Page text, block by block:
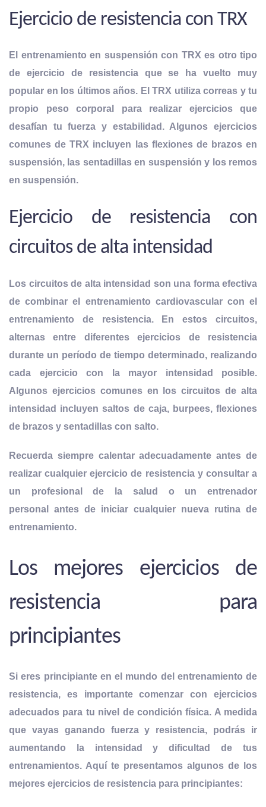
Ejercicio de resistencia con TRX
El entrenamiento en suspensión con TRX es otro tipo
de ejercicio de resistencia que se ha vuelto muy
popular en los últimos años. El TRX utiliza correas y tu
propio peso corporal para realizar ejercicios que
desafían tu fuerza y estabilidad . Algunos ejercicios
comunes de TRX incluyen las flexiones de brazos en
suspensión, las sentadillas en suspensión y los remos
en suspensión.
Ejercicio de resistencia con
circuitos de alta intensidad
Los circuitos de alta intensidad son una forma efectiva
de combinar el entrenamiento cardiovascular con el
entrenamiento de resistencia. En estos circuitos,
alternas entre diferentesejercicios de resistencia
durante un período de tiempo determinado, realizando
cada ejercicio con la mayor intensidad posible.
Algunos ejercicios comunes en los circuitos de alta
intensidad incluyen saltos de caja, burpees, flexiones
de brazos y sentadillas con salto.
Recuerda siempre calentar adecuadamente antes de
realizar cualquier ejercicio de resistencia y consultar a
un profesional de la salud o un entrenador
personal antes de iniciar cualquier nueva rutina de
entrenamiento.
Los mejores ejercicios de
resistencia para
principiantes
Si eres principiante en el mundo del entrenamiento de
resistencia, es importante comenzar con ejercicios
adecuados para tu nivel de condición física. A medida
que vayas ganando fuerza y resistencia, podrás ir
aumentando la intensidad y dificultad de tus
entrenamientos. Aquí te presentamos algunos de los
mejores ejercicios de resistencia para principiantes: